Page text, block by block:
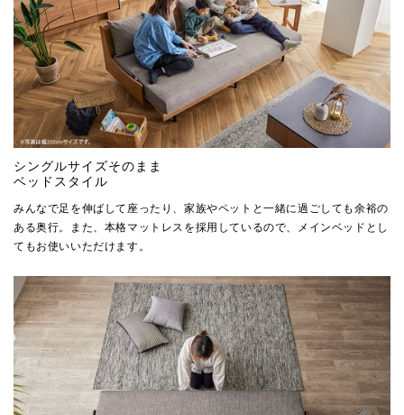
シングルサイズそのまま
ベッドスタイル
みんなで足を伸ばして座ったり、家族やペットと一緒に過ごしても余裕の
ある奥行。また、本格マットレスを採用しているので、メインベッドとし
てもお使いいただけます。